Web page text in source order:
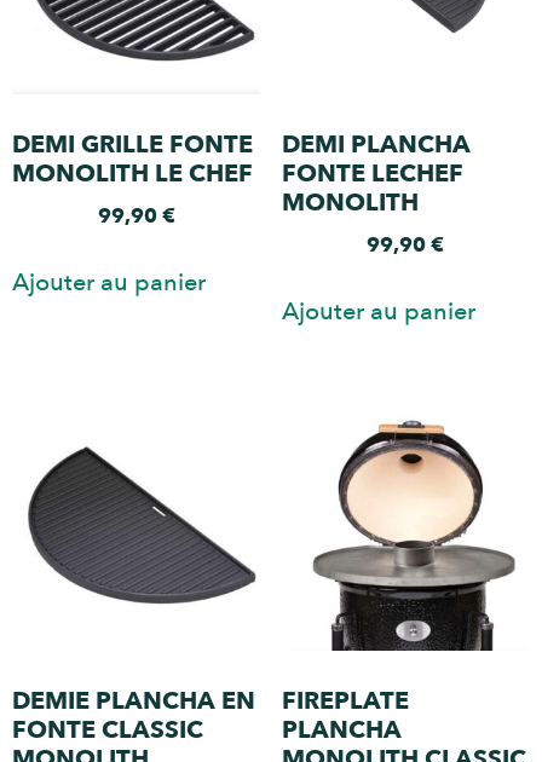
DEMI GRILLE FONTE
MONOLITH LE CHEF
99,90€
Ajouter au panier
DEMI PLANCHA
FONTE LECHEF
MONOLITH
99,90€
Ajouter au panier
DEMIE PLANCHA EN
FONTE CLASSIC
FIREPLATE
PLANCHA